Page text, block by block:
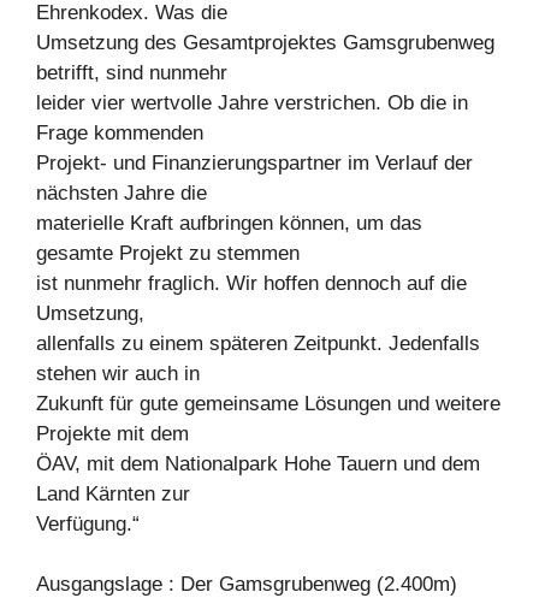
Ehrenkodex. Was die
Umsetzung des Gesamtprojektes Gamsgrubenweg
betrifft, sind nunmehr
leider vier wertvolle Jahre verstrichen. Ob die in
Frage kommenden
Projekt- und Finanzierungspartner im Verlauf der
nächsten Jahre die
materielle Kraft aufbringen können, um das
gesamte Projekt zu stemmen
ist nunmehr fraglich. Wir hoffen dennoch auf die
Umsetzung,
allenfalls zu einem späteren Zeitpunkt. Jedenfalls
stehen wir auch in
Zukunft für gute gemeinsame Lösungen und weitere
Projekte mit dem
ÖAV, mit dem Nationalpark Hohe Tauern und dem
Land Kärnten zur
Verfügung.“
Ausgangslage : Der Gamsgrubenweg (2.400m)